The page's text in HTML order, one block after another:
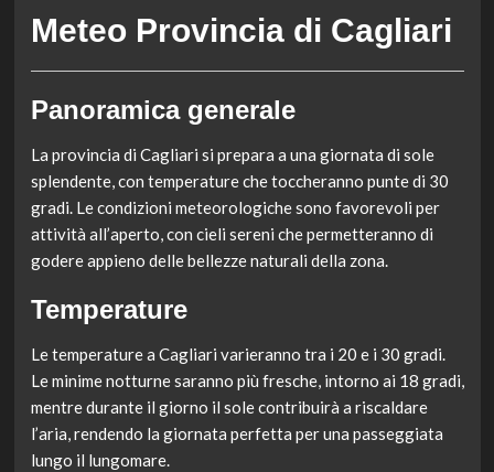
Meteo Provincia di Cagliari
Panoramica generale
La provincia di Cagliari si prepara a una giornata di sole
splendente, con temperature che toccheranno punte di 30
gradi. Le condizioni meteorologiche sono favorevoli per
attività all’aperto, con cieli sereni che permetteranno di
godere appieno delle bellezze naturali della zona.
Temperature
Le temperature a Cagliari varieranno tra i 20 e i 30 gradi.
Le minime notturne saranno più fresche, intorno ai 18 gradi,
mentre durante il giorno il sole contribuirà a riscaldare
l’aria, rendendo la giornata perfetta per una passeggiata
lungo il lungomare.